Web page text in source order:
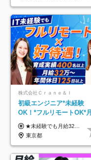
株式会社Ｃｒａｎｅ＆Ｉ
初級エンジニア*未経験
OK！*フルリモートOK*
32万～*残業月9.8h*1ヶ月
研修*資格取得率100％
★未経験でも月給32万円スタート★ 月収32万円～35万円＋各種手当（資格手当だけで毎月15万の上乗せ実績あり！） ★資格手当豊富！1資格につき最大3万円支給 ★功績手当の導入で、毎月のお給与に上乗せで最大10万円支給している社員も！ ★1回の昇級で年収数十万UPも可 ★ゆくゆくは年収1000万以上も目指せる 年俸384万円～1,162万8,000円（12分割） ※経験・スキルを考慮の上決定します ※上記金額には固定残業代（月30h分・60,800円～66,500円）を含みます ※超過分は別途全額支給します ※試用期間2ヶ月間あり（その他待遇に差異はありません）
東京都